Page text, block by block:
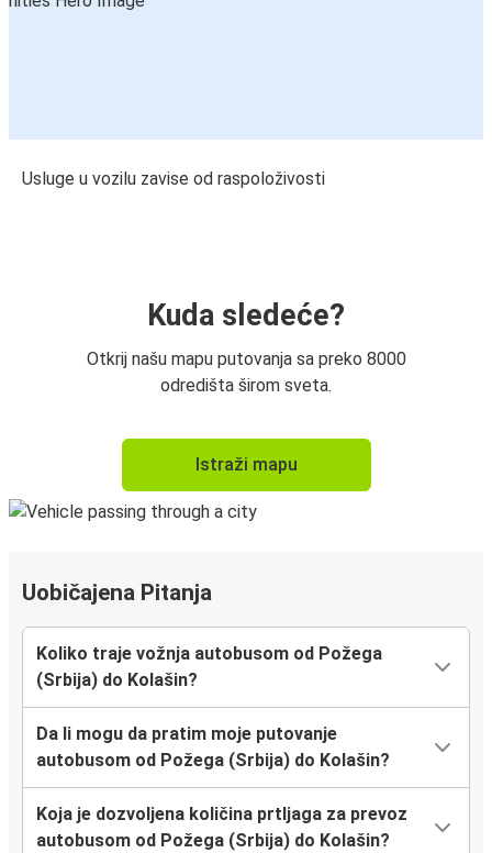
Usluge u vozilu zavise od raspoloživosti
Kuda sledeće?
Otkrij našu mapu putovanja sa preko 8000
odredišta širom sveta.
Istraži mapu
Uobičajena Pitanja
Koliko traje vožnja autobusom od Požega
(Srbija) do Kolašin?
Da li mogu da pratim moje putovanje
autobusom od Požega (Srbija) do Kolašin?
Koja je dozvoljena količina prtljaga za prevoz
autobusom od Požega (Srbija) do Kolašin?